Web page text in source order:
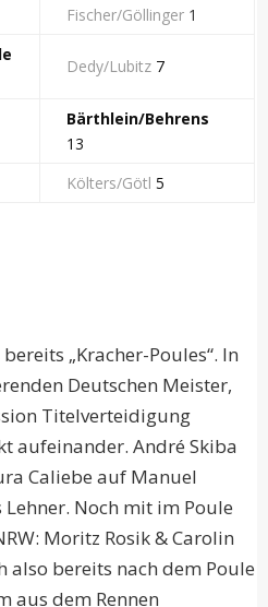
Fischer/Göllinger 1
Dedy/Lubitz 7
Bärthlein/Behrens
13
Költers/Götl 5
„Kracher-Poules“. In
Deutschen Meister,
Titelverteidigung
aufeinander. André Skiba
Caliebe auf Manuel
Noch mit im Poule
Moritz Rosik & Carolin
also bereits nach dem Poule
aus dem Rennen